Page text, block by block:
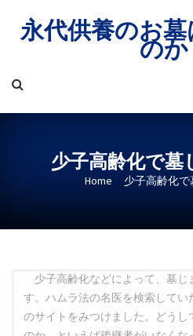
content
永代供養のお
のか
少子高齢化で墓
Home 少子高齢化
少子高齢化などによって、墓じ
す。 ハムラ法の名医を検索してい
のサイトをみつけました。どう